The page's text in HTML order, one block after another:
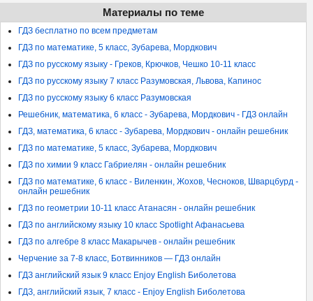
Материалы по теме
ГДЗ бесплатно по всем предметам
ГДЗ по математике, 5 класс, Зубарева, Мордкович
ГДЗ по русскому языку - Греков, Крючков, Чешко 10-11 класс
ГДЗ по русскому языку 7 класс Разумовская, Львова, Капинос
ГДЗ по русскому языку 6 класс Разумовская
Решебник, математика, 6 класс - Зубарева, Мордкович - ГДЗ онлайн
ГДЗ, математика, 6 класс - Зубарева, Мордкович - онлайн решебник
ГДЗ по математике, 5 класс, Зубарева, Мордкович
ГДЗ по химии 9 класс Габриелян - онлайн решебник
ГДЗ по математике, 6 класс - Виленкин, Жохов, Чесноков, Шварцбурд -
онлайн решебник
ГДЗ по геометрии 10-11 класс Атанасян - онлайн решебник
ГДЗ по английскому языку 10 класс Spotlight Афанасьева
ГДЗ по алгебре 8 класс Макарычев - онлайн решебник
Черчение за 7-8 класс, Ботвинников — ГДЗ онлайн
ГДЗ английский язык 9 класс Enjoy English Биболетова
ГДЗ, английский язык, 7 класс - Enjoy English Биболетова